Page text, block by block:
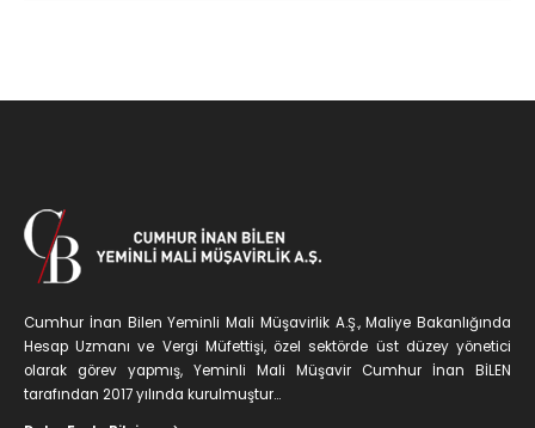
Cumhur İnan Bilen Yeminli Mali Müşavirlik A.Ş., Maliye Bakanlığında
Hesap Uzmanı ve Vergi Müfettişi, özel sektörde üst düzey yönetici
olarak görev yapmış, Yeminli Mali Müşavir Cumhur İnan BİLEN
tarafından 2017 yılında kurulmuştur...